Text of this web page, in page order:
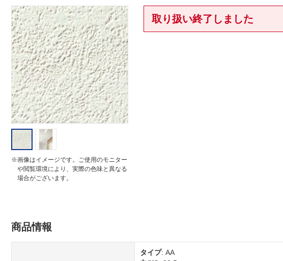
t
a
r
r
a
t
i
n
g
※画像はイメージです。ご使用のモニター
や閲覧環境により、実際の色味と異なる
場合がございます。
取り扱い終了しました
商品情報
タイプ: AA